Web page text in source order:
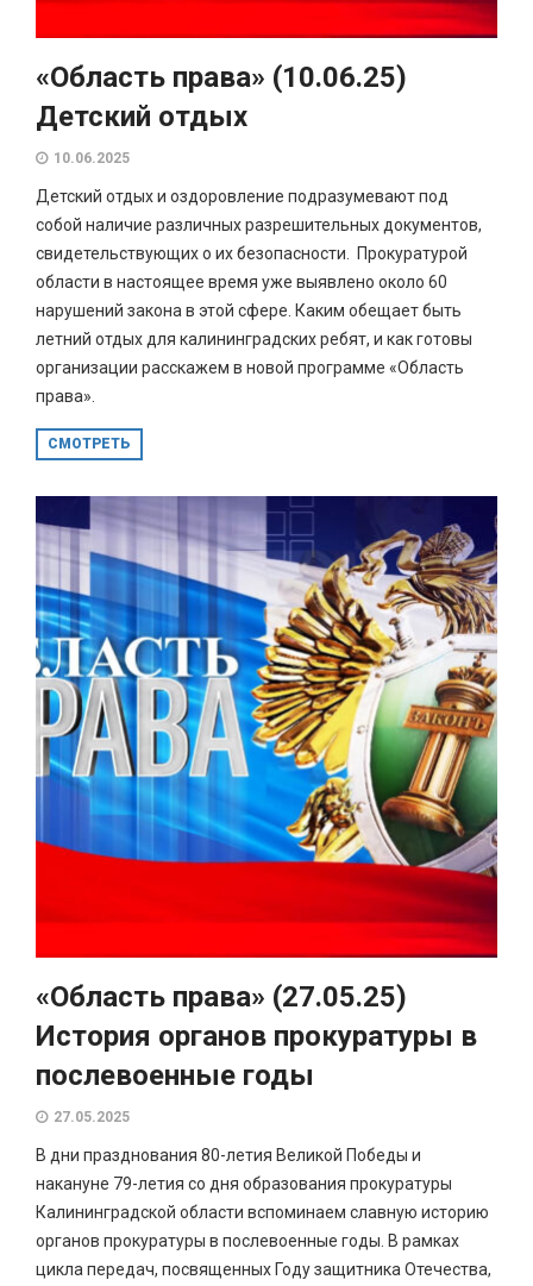
«Область права» (10.06.25)
Детский отдых
10.06.2025
Детский отдых и оздоровление подразумевают под
собой наличие различных разрешительных документов,
свидетельствующих о их безопасности. Прокуратурой
области в настоящее время уже выявлено около 60
нарушений закона в этой сфере. Каким обещает быть
летний отдых для калининградских ребят, и как готовы
организации расскажем в новой программе «Область
права».
СМОТРЕТЬ
«Область права» (27.05.25)
История органов прокуратуры в
послевоенные годы
27.05.2025
В дни празднования 80-летия Великой Победы и
накануне 79-летия со дня образования прокуратуры
Калининградской области вспоминаем славную историю
органов прокуратуры в послевоенные годы. В рамках
цикла передач, посвященных Году защитника Отечества,